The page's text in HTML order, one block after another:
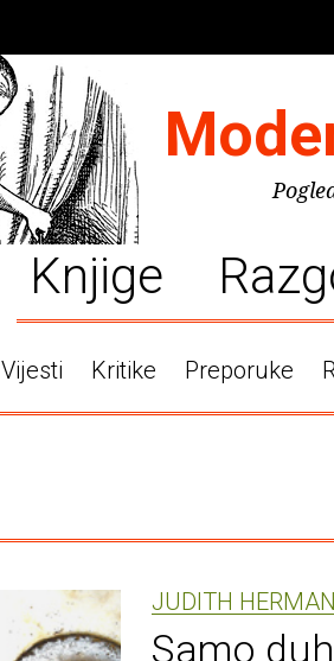
Knjige
Vijesti Kritike Preporuke
JUDITH
Samo